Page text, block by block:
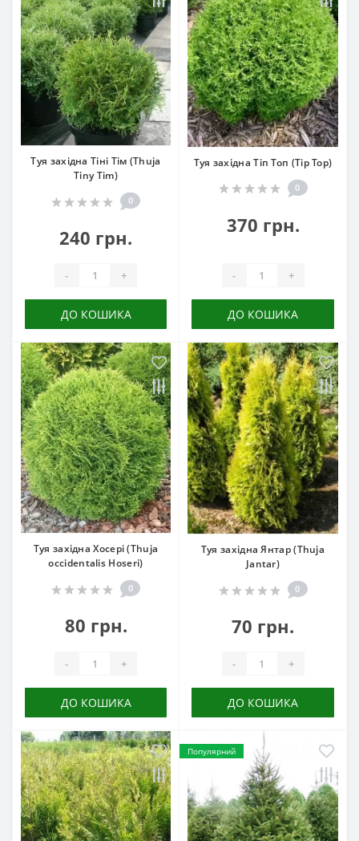
Туя західна Тіні Тім (Thuja
Tiny Tim)
0
240 грн.
- +
ДО КОШИКА
Туя західна Тіп Топ (Tip Top)
0
370 грн.
- +
ДО КОШИКА
Туя західна Хосері (Thuja
occidentalis Hoseri)
0
80 грн.
- +
ДО КОШИКА
Туя західна Янтар (Thuja
Jantar)
0
70 грн.
- +
ДО КОШИКА
Популярний